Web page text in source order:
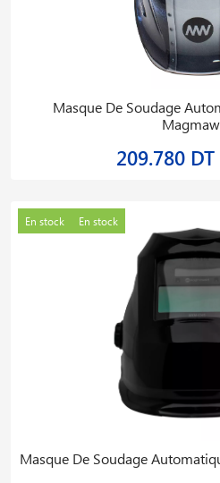
Masque De Soudage
209.780 DT
En stock En stock
Masque De Soudage